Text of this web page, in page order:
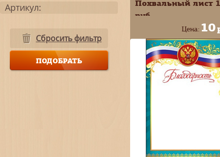
Артикул:
Сбросить фильтр
Похвальный лист
руб.
Цена: 10
+
-
В